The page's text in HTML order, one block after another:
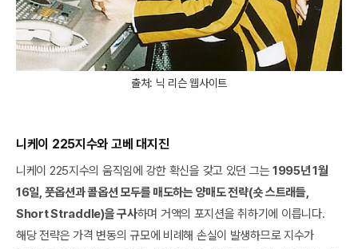
출처: 닉 리슨 웹사이트
니케이 225지수와 고베 대지진
니케이 225지수의 움직임에 강한 확신을 갖고 있던 그는1995년 1월
16일, 풋옵션과 콜옵션 모두를 매도하는 양매도 전략(숏 스트래들,
Short Straddle)을 구사하며 거액의 포지션을 취하기에 이릅니다.
해당 전략은 가격 변동의 규모에 비례해 손실이 발생하므로 지수가